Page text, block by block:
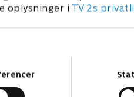
oplysninger i TV 2s